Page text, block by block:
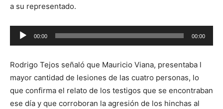
a su representado.
Reproductor
de
00:00 00:00
Rodrigo Tejos señaló que Mauricio Viana, presentaba l
mayor cantidad de lesiones de las cuatro personas, lo
que confirma el relato de los testigos que se encontraban
ese día y que corroboran la agresión de los hinchas al